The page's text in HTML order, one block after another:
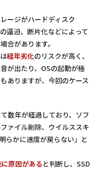
ージがハードディスク
逼迫、断片化などによって
合があります。
経年劣化のリスクが高く、
が出たり、OSの起動が極
ありますが、今回のケース
数年が経過しており、ソフ
ァイル削除、ウイルススキ
らかに速度が戻らない」と
原因があると判断し、SSD